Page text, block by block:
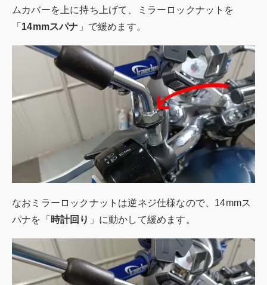
ムカバーを上に持ち上げて、ミラーロックナットを
「 14mmスパナ 」で緩めます。
なおミラーロックナットは逆ネジ仕様なので、14mmス
パナを「 時計回り 」に動かして緩めます。